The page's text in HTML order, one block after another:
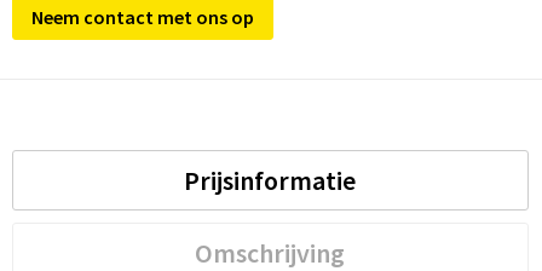
Neem contact met ons op
Prijsinformatie
Omschrijving